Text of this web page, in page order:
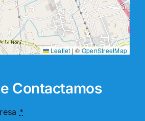
Leaflet |©OpenStreetMap
Contactamos
*